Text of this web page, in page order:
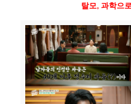
탈모, 과학으